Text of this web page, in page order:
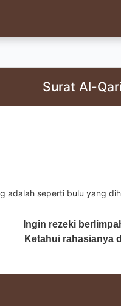
Surat Al-
adalah seperti bulu yang
Ingin rezeki
Ketahui rahasianya